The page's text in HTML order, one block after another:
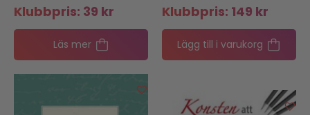
Klubbpris: 39 kr
Läs mer
Klubbpris: 149 kr
Lägg till i varukorg